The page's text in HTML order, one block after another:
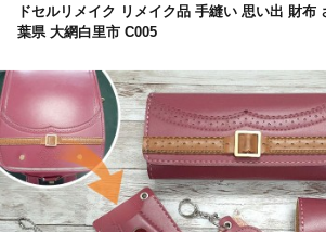
ドセルリメイク リメイク品 手縫い 思い出 財布
葉県 大網白里市 C005